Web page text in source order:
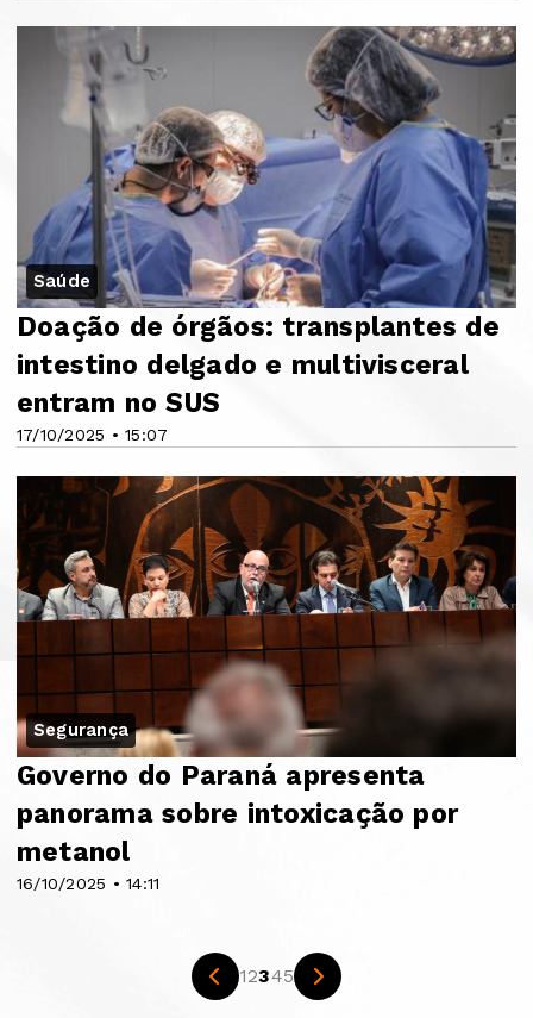
Saúde
17/10/2025 • 15:07
Doação de órgãos: transplantes de
intestino delgado e multivisceral
entram no SUS
Segurança
16/10/2025 • 14:11
Governo do Paraná apresenta
panorama sobre intoxicação por
metanol
12345